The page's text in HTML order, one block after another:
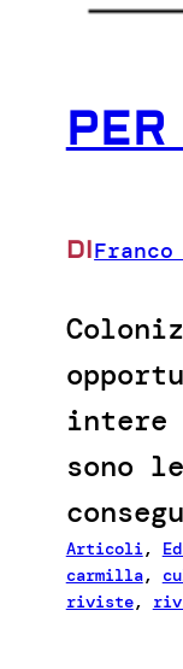
DI
intere
sono
Articoli ,
carmilla,
riviste,